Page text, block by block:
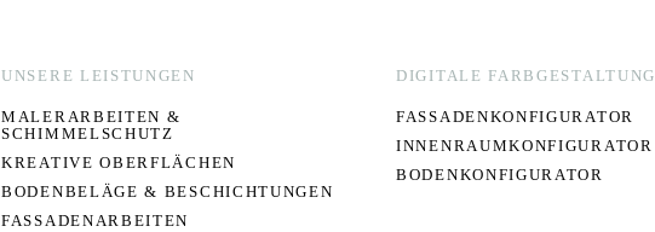
UNSERE LEISTUNGEN
MALERARBEITEN &
SCHIMMELSCHUTZ
KREATIVE OBERFLÄCHEN
BODENBELÄGE & BESCHICHTUNGEN
FASSADENARBEITEN
DIGITALE FARBGESTALTUNG
FASSADENKONFIGURATOR
INNENRAUMKONFIGURATOR
BODENKONFIGURATOR